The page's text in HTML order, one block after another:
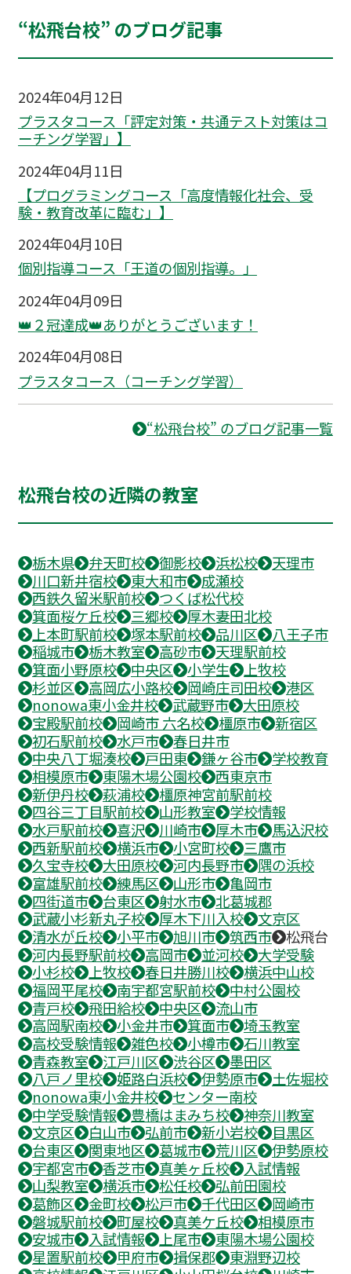
“松飛台校” のブログ記事
2024年04月12日
プラスタコース「評定対策・共通テスト対策はコ
ーチング学習」】
2024年04月11日
【プログラミングコース「高度情報化社会、受
験・教育改革に臨む」】
2024年04月10日
個別指導コース「王道の個別指導。」
2024年04月09日
👑２冠達成👑ありがとうございます！
2024年04月08日
プラスタコース（コーチング学習）
“松飛台校” のブログ記事一覧
松飛台校の近隣の教室
栃木県 弁天町校 御影校 浜松校
天理市
川口新井宿校
東大和市
成瀬校
西鉄久留米駅前校
つくば松代校
箕面桜ケ丘校
三郷校
厚木妻田北校
上本町駅前校
塚本駅前校 品川区
八王子市
稲城市
栃木教室 高砂市
天理駅前校
箕面小野原校
中央区 小学生
上牧校
杉並区
高岡広小路校 岡崎庄司田校
港区
nonowa東小金井校
武蔵野市
大田原校
宝殿駅前校
岡崎市 六名校 橿原市
新宿区
初石駅前校
水戸市
春日井市
中央八丁堀湊校
戸田東 鎌ヶ谷市
学校教育
相模原市
東陽木場公園校
西東京市
新伊丹校
萩浦校
橿原神宮前駅前校
四谷三丁目駅前校
山形教室
学校情報
水戸駅前校
喜沢 川崎市 厚木市
馬込沢校
西新駅前校
横浜市 小宮町校
三鷹市
久宝寺校
大田原校 河内長野市
隅の浜校
富雄駅前校
練馬区 山形市
亀岡市
四街道市
台東区 射水市
北葛城郡
武蔵小杉新丸子校
厚木下川入校
文京区
清水が丘校
小平市 旭川市 筑西市
松飛台
河内長野駅前校
高岡市 並河校
大学受験
小杉校
上牧校 春日井勝川校
横浜中山校
福岡平尾校
南宇都宮駅前校
中村公園校
青戸校
飛田給校 中央区
流山市
高岡駅南校
小金井市 箕面市
埼玉教室
高校受験情報
雑色校 小樽市
石川教室
青森教室
江戸川区 渋谷区
墨田区
八戸ノ里校
姫路白浜校 伊勢原市
土佐堀校
nonowa東小金井校
センター南校
中学受験情報
豊橋はまみち校
神奈川教室
文京区
白山市 弘前市 新小岩校
目黒区
台東区
関東地区 葛城市 荒川区
伊勢原校
宇都宮市
香芝市 真美ヶ丘校
入試情報
山梨教室
横浜市 松任校
弘前田園校
葛飾区
金町校 松戸市 千代田区
岡崎市
磐城駅前校
町屋校 真美ケ丘校
相模原市
安城市
入試情報 上尾市
東陽木場公園校
星置駅前校
甲府市 揖保郡
東淵野辺校